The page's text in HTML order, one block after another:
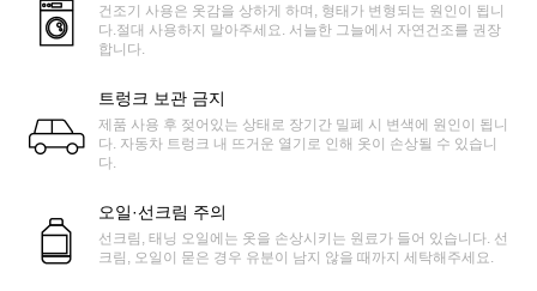
건조기 사용은 옷감을 상하게 하며, 형태가 변형되는 원인이 됩니
다.절대 사용하지 말아주세요. 서늘한 그늘에서 자연건조를 권장
합니다.
트렁크 보관 금지
제품 사용 후 젖어있는 상태로 장기간 밀폐 시 변색에 원인이 됩니
다. 자동차 트렁크 내 뜨거운 열기로 인해 옷이 손상될 수 있습니
다.
오일·선크림 주의
선크림, 태닝 오일에는 옷을 손상시키는 원료가 들어 있습니다. 선
크림, 오일이 묻은 경우 유분이 남지 않을 때까지 세탁해주세요.